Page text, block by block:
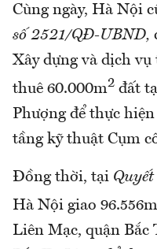
Cùng ngày, Hà Nội
số 2521/QĐ-UBND,
Xây dựng và dịch
thuê 60.000m2 đất
Phượng để thực
tầng kỹ thuật Cụm
Đồng thời, tại
Hà Nội giao 96.556m
Liên Mạc, quận